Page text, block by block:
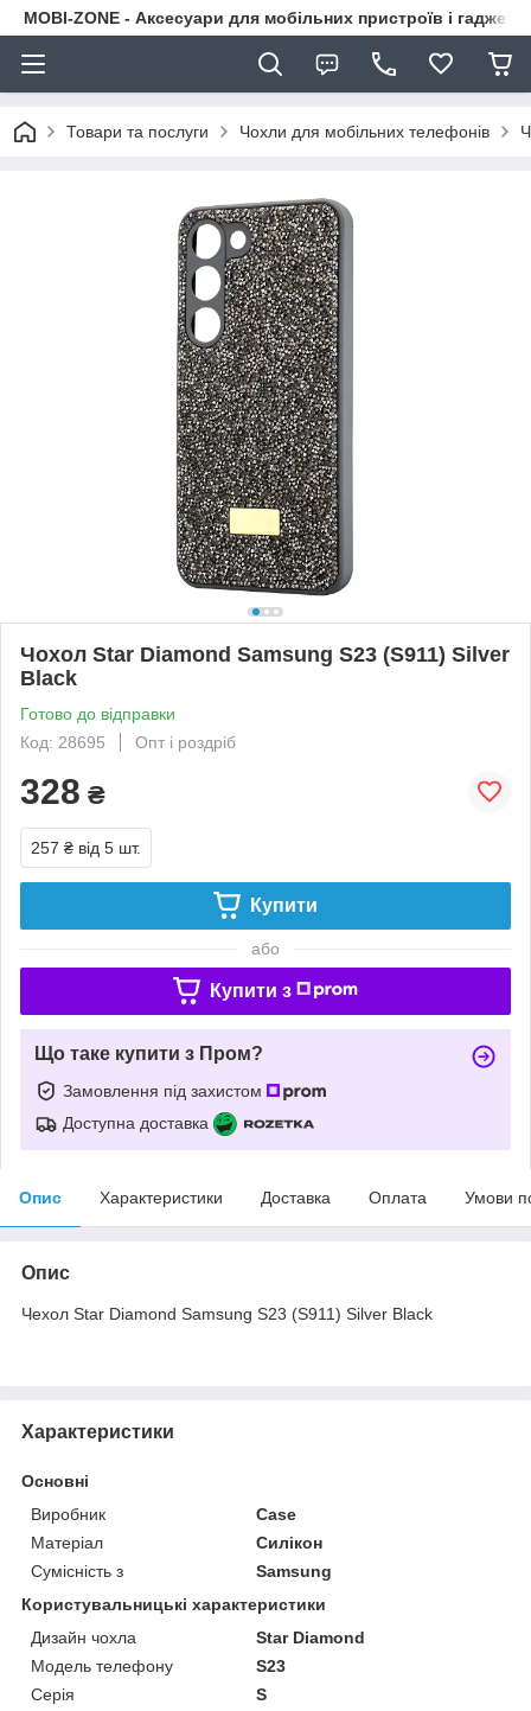
MOBI-ZONE - Аксесуари для мобільних пристроїв і гаджети
Товари та послуги Чохли для мобільних телефонів
Чохол Star Diamond Samsung S23 (S911) Silver
Black
Готово до відправки
Код: 28695
Опт і роздріб
328 ₴
257 ₴ від 5 шт.
Купити
або
Купити з
Що таке купити з Пром?
Замовлення під захистом
Доступна доставка
Опис Характеристики Доставка Оплата Умови
Опис
Чехол Star Diamond Samsung S23 (S911) Silver Black
Характеристики
Основні
Виробник
Case
Матеріал
Силікон
Сумісність з
Samsung
Користувальницькі характеристики
Дизайн чохла
Star Diamond
Модель телефону
S23
Серія
S